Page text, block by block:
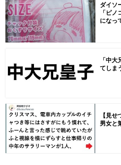
ダイソ
「ピ
になっ
「中
てしま
【見
男女と